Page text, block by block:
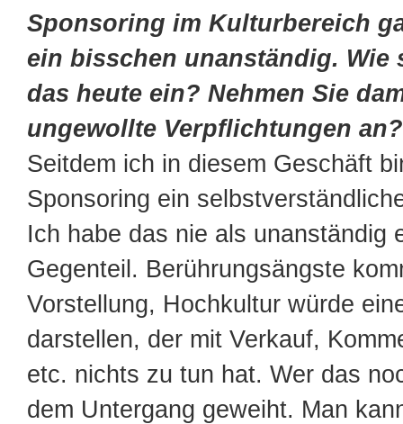
Sponsoring im Kulturbereich
ein bisschen unanständig. Wie
das heute ein? Nehmen Sie
ungewollte Verpflichtungen an?
Seitdem ich in diesem Geschäft
Sponsoring ein
Ich habe das nie als unanständig
Gegenteil. Berührungsängste
Vorstellung, Hochkultur würde
darstellen, der mit Verkauf,
etc. nichts zu tun hat. Wer das
dem Untergang geweiht. Man